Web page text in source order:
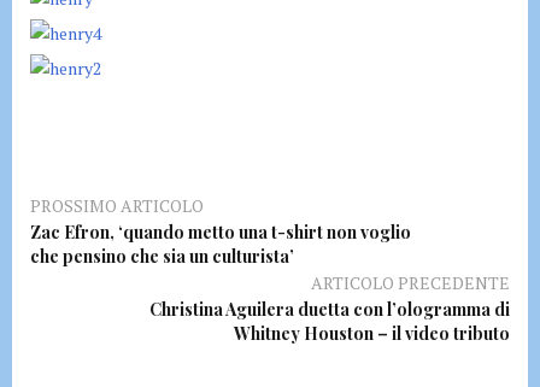
PROSSIMO ARTICOLO
Zac Efron, ‘quando metto una t-shirt non voglio
che pensino che sia un culturista’
ARTICOLO PRECEDENTE
Christina Aguilera duetta con l’ologramma di
Whitney Houston – il video tributo